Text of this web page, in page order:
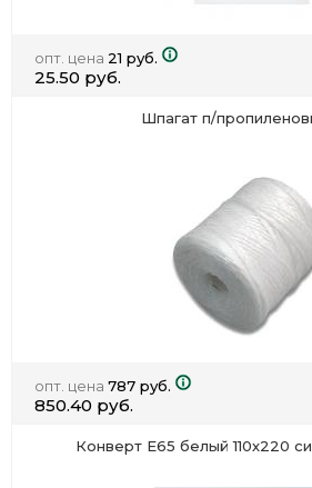
опт. цена 21 руб.
25.50 руб.
Шпагат п/
опт. цена 787 руб.
850.40 руб.
Конверт Е65 белый 110х220